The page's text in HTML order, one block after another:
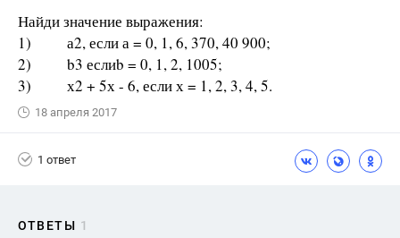
Найди значение выражения:
1) а2, если а = 0, 1, 6, 370, 40 900;
2) b3 еслиb = 0, 1, 2, 1005;
3) х2 + 5х - 6, если х = 1, 2, 3, 4, 5.
18 апреля 2017
1 ответ
ОТВЕТЫ 1